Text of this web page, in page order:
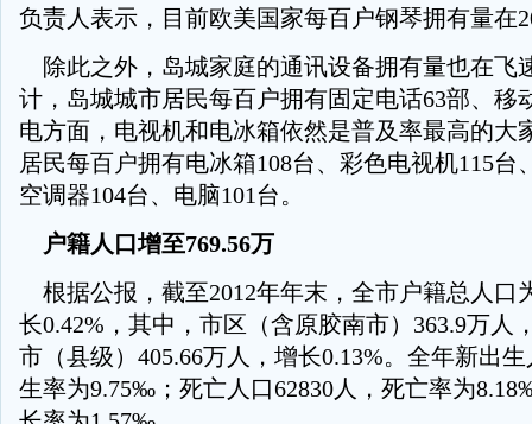
负责人表示，目前欧美国家每百户钢琴拥有量在
除此之外，岛城家庭的通讯设备拥有量也在飞
计，岛城城市居民每百户拥有固定电话63部、移
电方面，电视机和电冰箱依然是普及率最高的大
居民每百户拥有电冰箱108台、彩色电视机115台
空调器104台、电脑101台。
户籍人口增至769.56万
根据公报，截至2012年年末，全市户籍总人口
长0.42%，其中，市区（含原胶南市）363.9万人
市（县级）405.66万人，增长0.13%。全年新出
生率为9.75‰；死亡人口62830人，死亡率为